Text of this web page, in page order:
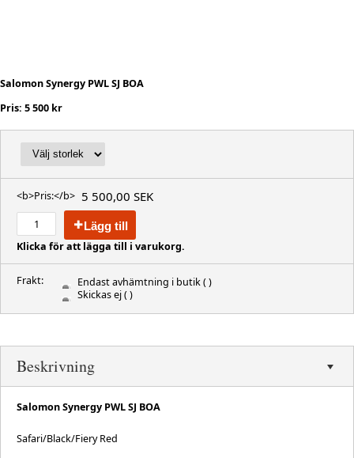
Salomon Synergy PWL SJ BOA
Pris: 5 500 kr
<b>Pris:</b> 5 500,00 SEK
Lägg till
Klicka för att lägga till i varukorg.
Frakt: Endast avhämtning i butik( )
Skickas ej( )
Beskrivning
Salomon Synergy PWL SJ BOA
Safari/Black/Fiery Red